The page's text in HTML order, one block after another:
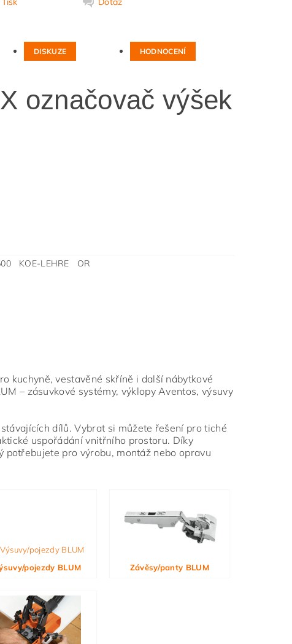
DISKUZE HODNOCENÍ
označovač výšek
KOE-LEHRE OR
kuchyně, vestavěné skříně i další nábytkové
– zásuvkové systémy, výklopy Aventos, výsuvy
dílů. Vybrat si můžete řešení pro tiché
uspořádání vnitřního prostoru. Díky
pro výrobu, montáž nebo opravu
pojezdy BLUM Závěsy/panty BLUM